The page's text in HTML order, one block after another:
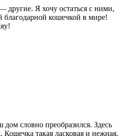
другие. Я хочу остаться с ними,
кошечкой в мире!
словно преобразился. Здесь
Кошечка такая ласковая и нежная,